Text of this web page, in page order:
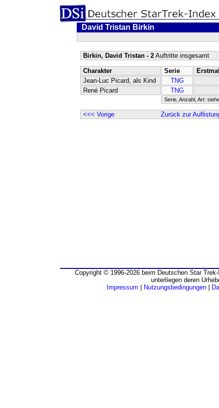
David Tristan Birkin
Birkin, David Tristan - 2Auftritte insgesamt
Charakter Serie
Jean-Luc Picard, als Kind
TNG
René Picard
TNG
Serie, Anzahl, Art:
<<< Vorige Zurück zur
Copyright © 1996-2026 beim Deutschen Star
unterliegen deren
Impressum
Nutzungsbedingungen